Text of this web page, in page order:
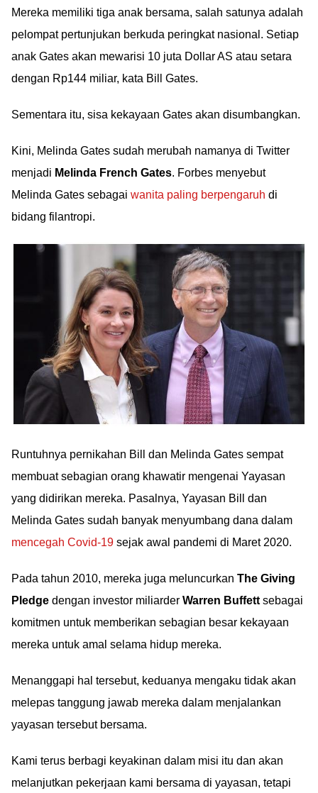
Mereka memiliki tiga anak bersama, salah satunya adalah
pelompat pertunjukan berkuda peringkat nasional. Setiap
anak Gates akan mewarisi 10 juta Dollar AS atau setara
dengan Rp144 miliar, kata Bill Gates.
Sementara itu, sisa kekayaan Gates akan disumbangkan.
Kini, Melinda Gates sudah merubah namanya di Twitter
menjadi Melinda French Gates. Forbes menyebut
Melinda Gates sebagai wanita paling berpengaruh di
bidang filantropi.
Runtuhnya pernikahan Bill dan Melinda Gates sempat
membuat sebagian orang khawatir mengenai Yayasan
yang didirikan mereka. Pasalnya, Yayasan Bill dan
Melinda Gates sudah banyak menyumbang dana dalam
mencegah Covid-19 sejak awal pandemi di Maret 2020.
Pada tahun 2010, mereka juga meluncurkan The Giving
Pledge dengan investor miliarder Warren Buffett sebagai
komitmen untuk memberikan sebagian besar kekayaan
mereka untuk amal selama hidup mereka.
Menanggapi hal tersebut, keduanya mengaku tidak akan
melepas tanggung jawab mereka dalam menjalankan
yayasan tersebut bersama.
Kami terus berbagi keyakinan dalam misi itu dan akan
melanjutkan pekerjaan kami bersama di yayasan, tetapi